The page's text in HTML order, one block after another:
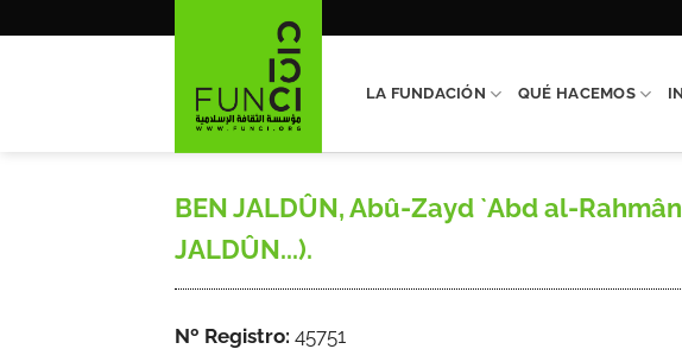
LA FUNDACIÓN QUÉ HACEMOS
BEN JALDÛN, Abû-Zayd `Abd al-
JALDÛN...).
Nº Registro: 45751